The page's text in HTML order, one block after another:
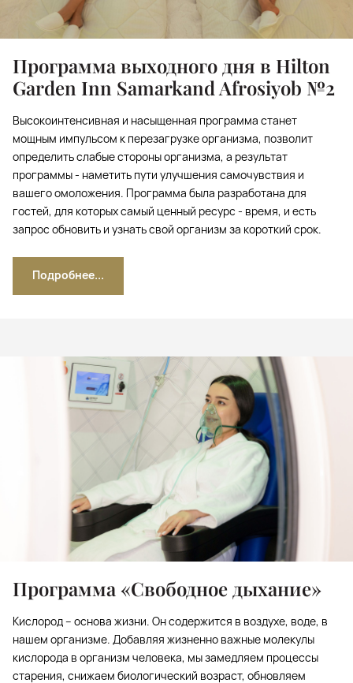
Программа выходного дня в Hilton
Garden Inn Samarkand Afrosiyob №2
Высокоинтенсивная и насыщенная программа станет
мощным импульсом к перезагрузке организма, позволит
определить слабые стороны организма, а результат
программы - наметить пути улучшения самочувствия и
вашего омоложения. Программа была разработана для
гостей, для которых самый ценный ресурс - время, и есть
запрос обновить и узнать свой организм за короткий срок.
Подробнее...
Программа «Свободное дыхание»
Кислород – основа жизни. Он содержится в воздухе, воде, в
нашем организме. Добавляя жизненно важные молекулы
кислорода в организм человека, мы замедляем процессы
старения, снижаем биологический возраст, обновляем